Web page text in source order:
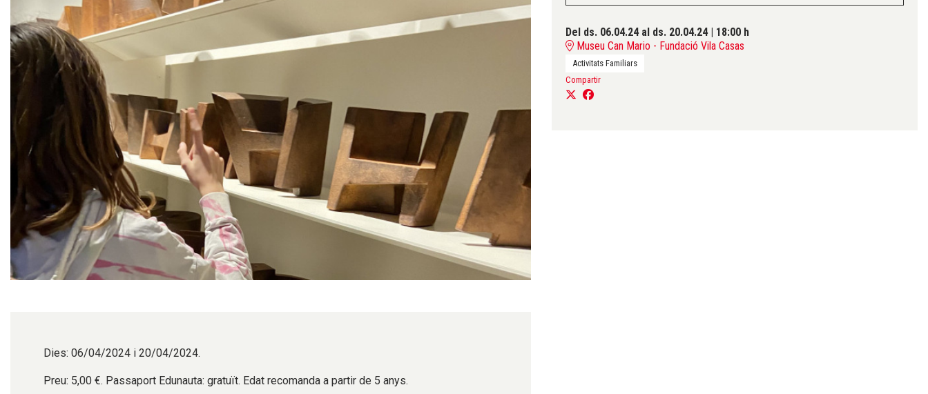
Del ds. 06.04.24al ds. 20.04.24| 18:00 h
Museu Can Mario - Fundació Vila Casas
Activitats Familiars
Compartir
Dies: 06/04/2024 i 20/04/2024.
Preu: 5,00 €. Passaport Edunauta: gratuït. Edat recomanda a partir de 5 anys.